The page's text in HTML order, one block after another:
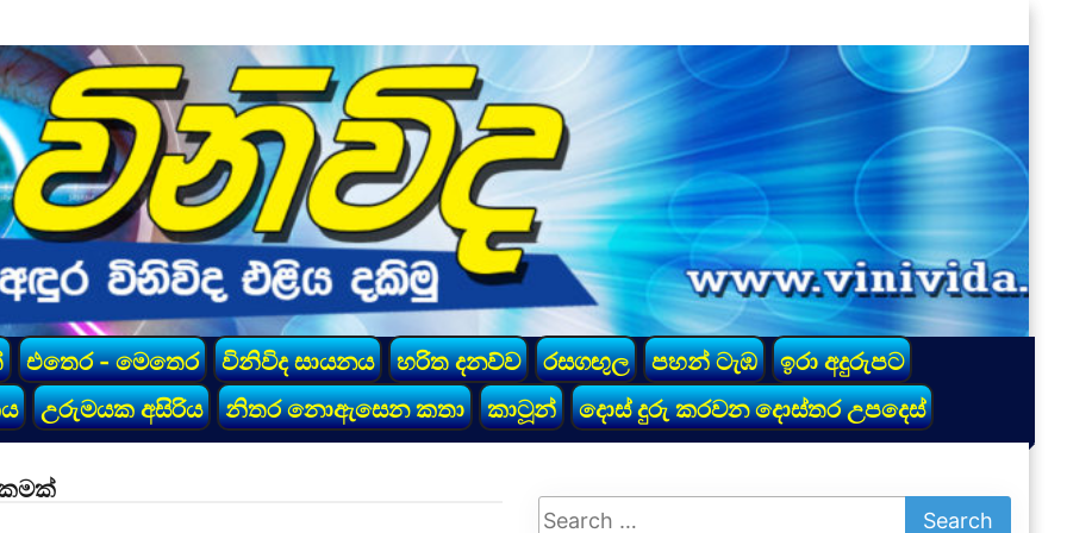
එතෙර - මෙතෙර විනිවිද සායනය හරිත දනව්ව රසගඟුල පහන් ටැඹ
ඉරා අදුරුපට
උරුමයක අසිරිය නිතර නොඇසෙන කතා කාටූන් දොස් දුරු කරවන දොස්තර උපදෙස්